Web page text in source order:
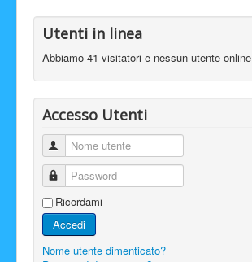
Utenti in linea
Abbiamo 41 visitatori e nessun utente online
Accesso Utenti
Nome utente
Password
Ricordami
Accedi
Nome utente dimenticato?